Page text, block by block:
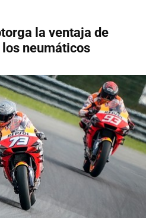
la ventaja de
neumáticos